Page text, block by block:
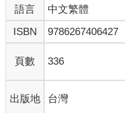
手一攤，什麼也不能做。可
蓬鬆，那樣的彈性與可愛，
願意接受生命早已為我準備
尚不能透澈明白的美麗。
背部著地的時候，不做什麼
我們正在參與生命更寬闊的
那樣的完成沒有原因，甚至
語言 中文繁體
ISBN
9786267406427
頁數 336
出版地 台灣